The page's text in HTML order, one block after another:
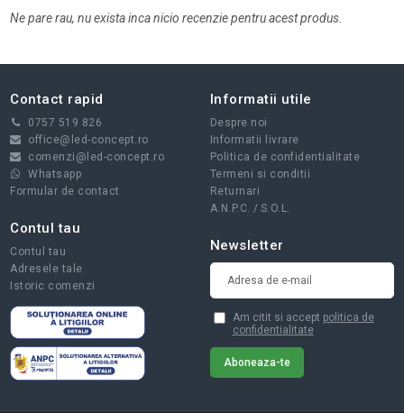
Ne pare rau, nu exista inca nicio recenzie pentru acest produs.
Contact rapid
0757 519 826
office@led-concept.ro
comenzi@led-concept.ro
Whatsapp
Formular de contact
Informatii utile
Despre noi
Informatii livrare
Politica de confidentialitate
Termeni si conditii
Returnari
A.N.P.C. / S.O.L.
Contul tau
Contul tau
Adresele tale
Istoric comenzi
Newsletter
Am citit si accept politica de
confidentialitate